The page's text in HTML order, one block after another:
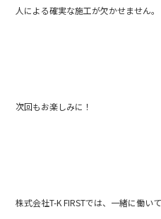
人による確実な施工が欠かせません。
次回もお楽しみに！
株式会社T-K FIRSTでは、一緒に働い